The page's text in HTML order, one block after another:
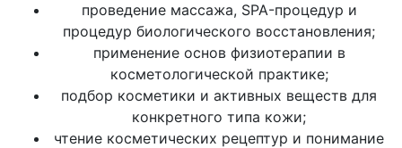
проведение массажа, SPA-процедур и
процедур биологического восстановления;
применение основ физиотерапии в
косметологической практике;
подбор косметики и активных веществ для
конкретного типа кожи;
чтение косметических рецептур и понимание